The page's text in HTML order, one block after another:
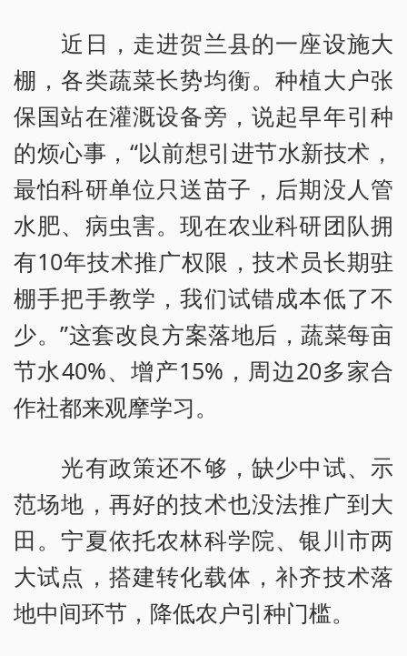
近日，走进贺兰县的一座设施大
棚，各类蔬菜长势均衡。种植大户张
保国站在灌溉设备旁，说起早年引种
的烦心事，“以前想引进节水新技术，
最怕科研单位只送苗子，后期没人管
水肥、病虫害。现在农业科研团队拥
有10年技术推广权限，技术员长期驻
棚手把手教学，我们试错成本低了不
少。”这套改良方案落地后，蔬菜每亩
节水40%、增产15%，周边20多家合
作社都来观摩学习。
光有政策还不够，缺少中试、示
范场地，再好的技术也没法推广到大
田。宁夏依托农林科学院、银川市两
大试点，搭建转化载体，补齐技术落
地中间环节，降低农户引种门槛。